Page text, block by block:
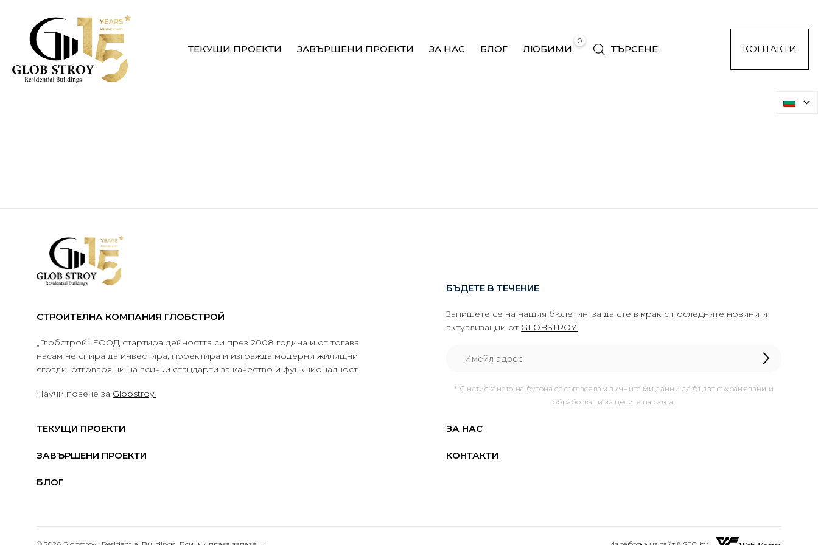
ТЕКУЩИ ПРОЕКТИ ЗАВЪРШЕНИ ПРОЕКТИ ЗА НАС БЛОГ
0
ЛЮБИМИ ТЪРСЕНЕ КОНТАКТИ
СТРОИТЕЛНА КОМПАНИЯ ГЛОБСТРОЙ
„Глобстрой“ ЕООД стартира дейността си през 2008 година и от тогава
насам не спира да инвестира, проектира и изгражда модерни жилищни
сгради, отговарящи на всички стандарти за качество и функционалност.
Научи повече за Globstroy.
ТЕКУЩИ ПРОЕКТИ
ЗАВЪРШЕНИ ПРОЕКТИ
БЛОГ
ЗА НАС
КОНТАКТИ
БЪДЕТЕ В ТЕЧЕНИЕ
Запишете се на нашия бюлетин, за да сте в крак с последните новини и
актуализации от GLOBSTROY.
* С натискането на бутона се съгласявам личните ми данни да бъдат съхранявани и
обработвани за целите на сайта.